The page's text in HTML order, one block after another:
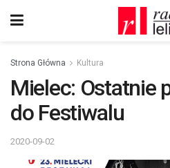
Strona Główna Kultura
Mielec: Ostatnie
do Festiwalu
2020-09-02